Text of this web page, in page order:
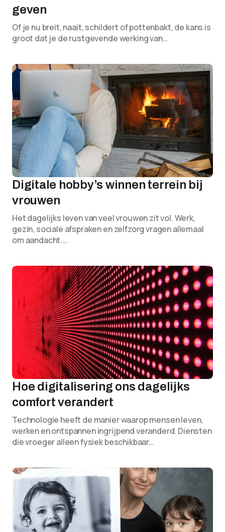
geven
Of je nu breit, naait, schildert of pottenbakt, de kans is
groot dat je de rustgevende werking van…
Digitale hobby’s winnen terrein bij
vrouwen
Het dagelijks leven van veel vrouwen zit vol. Werk,
gezin, sociale afspraken en zelfzorg vragen allemaal
om aandacht.…
Hoe digitalisering ons dagelijks
comfort verandert
Technologie heeft de manier waarop mensen leven,
werken en ontspannen ingrijpend veranderd. Diensten
die vroeger alleen fysiek beschikbaar…